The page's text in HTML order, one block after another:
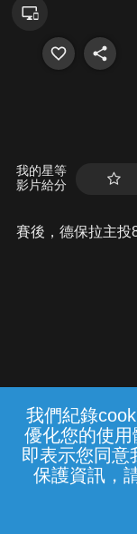
我們紀錄
優化您的使用
即表示您同意
保護資訊，
我的星等
影片給分
賽後，德保拉主投
常見問題 線
中華電
(統